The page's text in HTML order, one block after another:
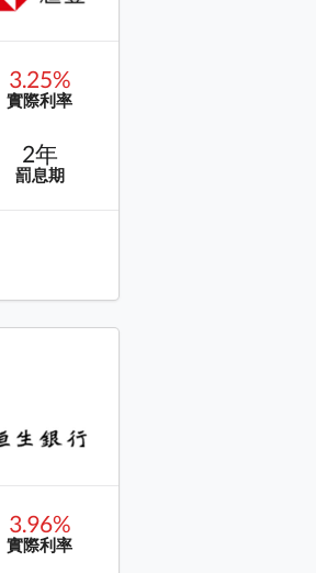
3.25%
實際利率
2年
罰息期
3.96%
實際利率